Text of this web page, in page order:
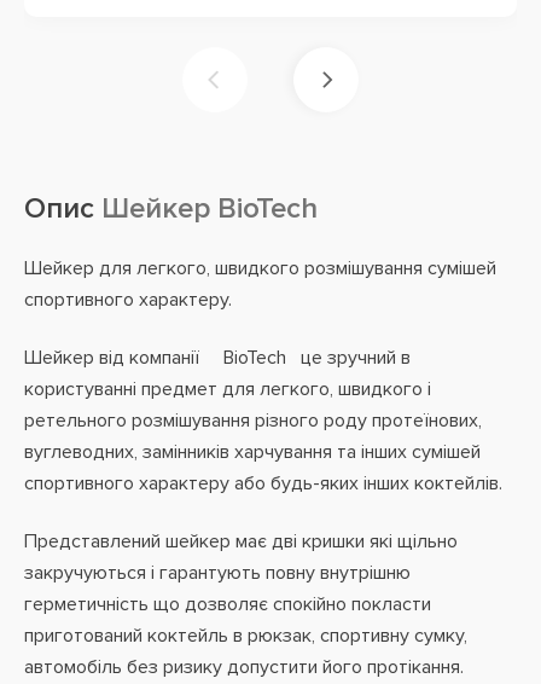
Опис Шейкер BioTech
Шейкер для легкого, швидкого розмішування сумішей
спортивного характеру.
Шейкер від компанії BioTech це зручний в
користуванні предмет для легкого, швидкого і
ретельного розмішування різного роду протеїнових,
вуглеводних, замінників харчування та інших сумішей
спортивного характеру або будь-яких інших коктейлів.
Представлений шейкер має дві кришки які щільно
закручуються і гарантують повну внутрішню
герметичність що дозволяє спокійно покласти
приготований коктейль в рюкзак, спортивну сумку,
автомобіль без ризику допустити його протікання.